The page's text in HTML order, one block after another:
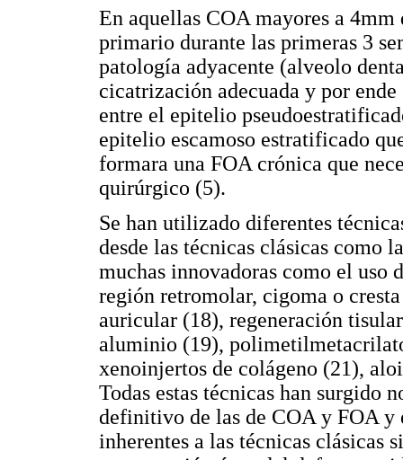
En aquellas COA mayores a
primario durante las primeras 3
patología adyacente (alveolo
cicatrización adecuada y por
entre el epitelio
epitelio escamoso estratificado
formara una FOA crónica que
quirúrgico (5).
Se han utilizado diferentes
desde las técnicas clásicas como
muchas innovadoras como el uso
región retromolar, cigoma o
auricular (18), regeneración
aluminio (19),
xenoinjertos de colágeno (21),
Todas estas técnicas han surgido
definitivo de las de COA y FOA
inherentes a las técnicas clásicas